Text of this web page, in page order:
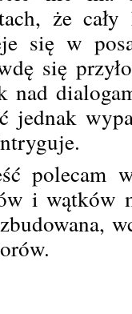
że
się w
się
nad
jednak
polecam
i wątków